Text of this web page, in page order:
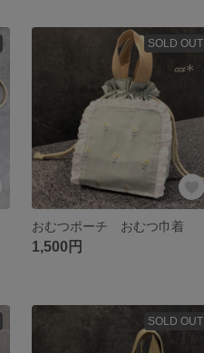
SOLD OUT
おむつポーチ おむつ巾着
1,500円
SOLD OUT